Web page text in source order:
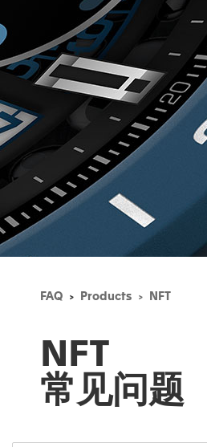
FAQ Products NFT
NFT
常见问题